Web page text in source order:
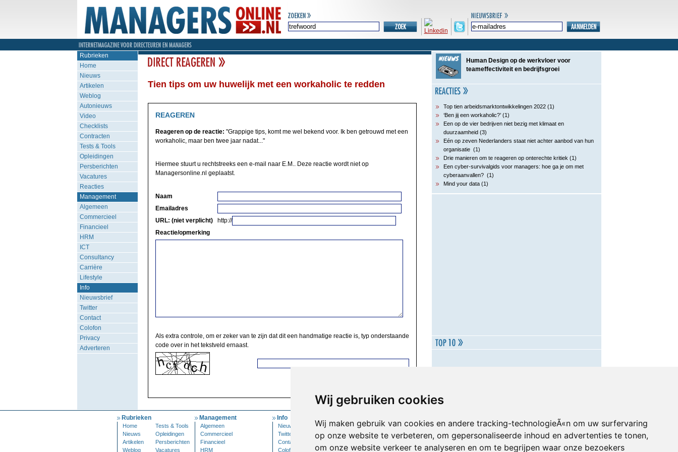
Wij gebruiken cookies
Wij maken gebruik van cookies en andere tracking-technologieÃ«n om uw surfervaring
op onze website te verbeteren, om gepersonaliseerde inhoud en advertenties te tonen,
om onze website verkeer te analyseren en om te begrijpen waar onze bezoekers
Rubrieken
Home
Nieuws
Artikelen
Weblog
Autonieuws
Video
Checklists
Contracten
Tests & Tools
Opleidingen
Persberichten
Vacatures
Reacties
Management
Algemeen
Commercieel
Financieel
HRM
ICT
Consultancy
Carrière
Lifestyle
Info
Nieuwsbrief
Twitter
Contact
Colofon
Privacy
Adverteren
Tien tips om uw huwelijk met een workaholic te redden
REAGEREN
Reageren op de reactie: "Grappige tips, komt me wel bekend voor. Ik ben getrouwd met een
workaholic, maar ben twee jaar nadat..."
Hiermee stuurt u rechtstreeks een e-mail naar E.M.. Deze reactie wordt niet op
Managersonline.nl geplaatst.
Naam
Emailadres
URL: (niet verplicht)
http://
Reactie/opmerking
Als extra controle, om er zeker van te zijn dat dit een handmatige reactie is, typ onderstaande
code over in het tekstveld ernaast.
Human Design op de werkvloer voor
teameffectiviteit en bedrijfsgroei
Top tien arbeidsmarktontwikkelingen 2022 (1)
‘Ben jij een workaholic?’ (1)
Een op de vier bedrijven niet bezig met klimaat en
duurzaamheid (3)
Eén op zeven Nederlanders staat niet achter aanbod van hun
organisatie (1)
Drie manieren om te reageren op onterechte kritiek (1)
Een cyber-survivalgids voor managers: hoe ga je om met
cyberaanvallen? (1)
Mind your data (1)
Rubrieken
Home
Tests & Tools
Nieuws
Opleidingen
Artikelen
Persberichten
Weblog
Vacatures
Management
Algemeen
Commercieel
Financieel
HRM
Info
Nieuwsbrief
Twitter
Contact
Colofon
Inloggen